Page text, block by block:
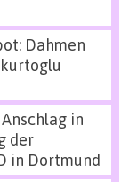
Dahmen
Anschlag in
der
in Dortmund